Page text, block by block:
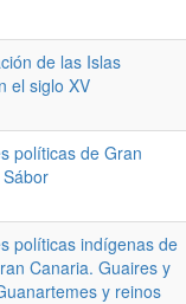
de las Islas
el siglo XV
políticas de Gran
políticas indígenas de
Canaria. Guaires y
y reinos